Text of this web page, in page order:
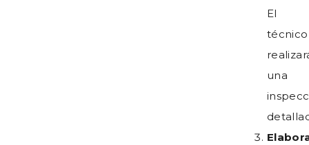
El
técnico
una